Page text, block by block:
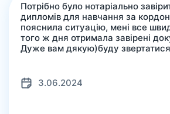
Потрібно було нотаріально
дипломів для навчання за
пояснила ситуацію, мені все
того ж дня отримала завірені
Дуже вам дякую)буду
3.06.2024